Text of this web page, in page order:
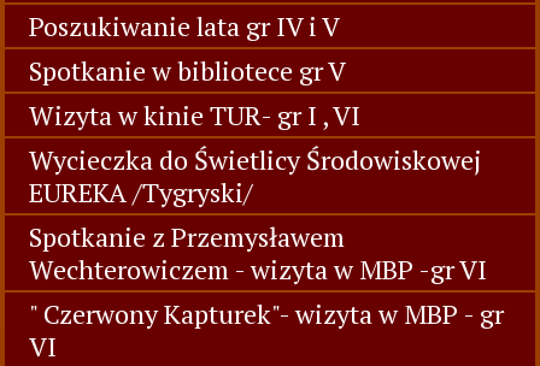
Poszukiwanie lata gr IV i V
Spotkanie w bibliotece gr V
Wizyta w kinie TUR- gr I , VI
Wycieczka do Świetlicy Środowiskowej
EUREKA /Tygryski/
Spotkanie z Przemysławem
Wechterowiczem - wizyta w MBP -gr VI
" Czerwony Kapturek"- wizyta w MBP - gr
VI